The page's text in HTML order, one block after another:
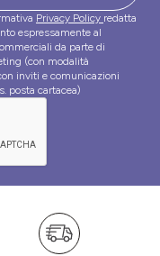
Privacy Policy redatta
espressamente al
da parte di
(con modalità
inviti e comunicazioni
posta cartacea)